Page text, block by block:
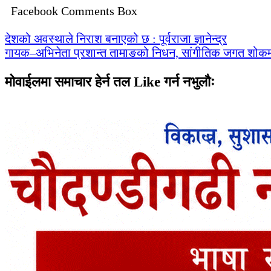
Facebook Comments Box
Post
navigation
देशको अवस्थाले निराश बनाएको छ : पूर्वराजा ज्ञानेन्द्र
गायक–अभिनेता प्रशान्त तामाङको निधन, सांगीतिक जगत
मोवाईलमा समाचार हेर्न तल Like गर्न नभुलौः